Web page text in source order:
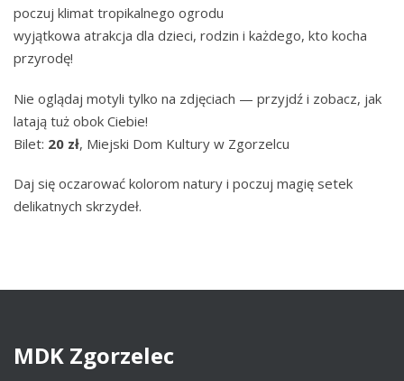
poczuj klimat tropikalnego ogrodu
wyjątkowa atrakcja dla dzieci, rodzin i każdego, kto kocha
przyrodę!
Nie oglądaj motyli tylko na zdjęciach — przyjdź i zobacz, jak
latają tuż obok Ciebie!
Bilet: 20 zł, Miejski Dom Kultury w Zgorzelcu
Daj się oczarować kolorom natury i poczuj magię setek
delikatnych skrzydeł.
MDK Zgorzelec